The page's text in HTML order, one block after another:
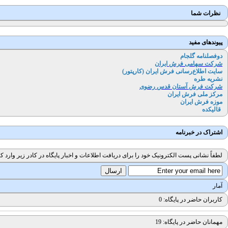
نظرات شما
پیوندهای مفید
دوفصلنامه گلجام
شرکت سهامی فرش ایران
سایت اطلاع‌رسانی فرش ایران (کارپتور )
نشریه طره
شرکت فرش آستان قدس رضوی
مرکز ملی فرش ایران
موزه فرش ایران
قالیکده
اشتراک در خبرنامه
لطفاً نشانی پست الکترونیک خود را برای دریافت اطلاعات و اخبار پایگاه در کادر زیر وارد
آمار
کاربران حاضر در پایگاه: 0
مهمانان حاضر در پایگاه: 19